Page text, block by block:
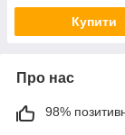
Купити
Про нас
98%